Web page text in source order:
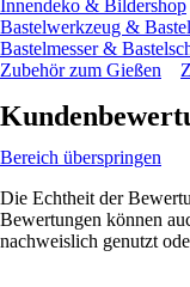
Innendeko & Bildershop
Bastelwerkzeug &
Bastelmesser &
Zubehör zum Gießen
Bereich überspringen
Die Echtheit der
Bewertungen können
nachweislich genutzt